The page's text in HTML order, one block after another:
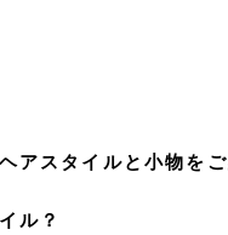
アスタイルと小物を
ル？